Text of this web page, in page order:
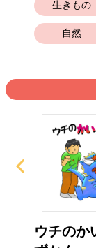
生きもの
自然
ウチのか